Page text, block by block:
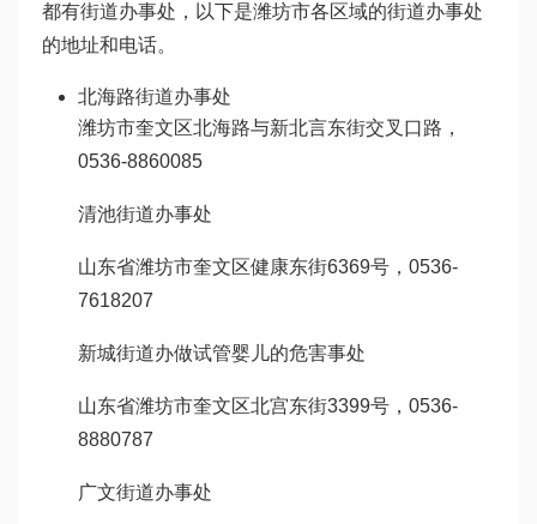
都有街道办事处，以下是潍坊市各区域的街道办事处
的地址和电话。
北海路街道办事处
潍坊市奎文区北海路与新北言东街交叉口路，
0536-8860085
清池街道办事处
山东省潍坊市奎文区健康东街6369号，0536-
7618207
新城街道办做试管婴儿的危害事处
山东省潍坊市奎文区北宫东街3399号，0536-
8880787
广文街道办事处